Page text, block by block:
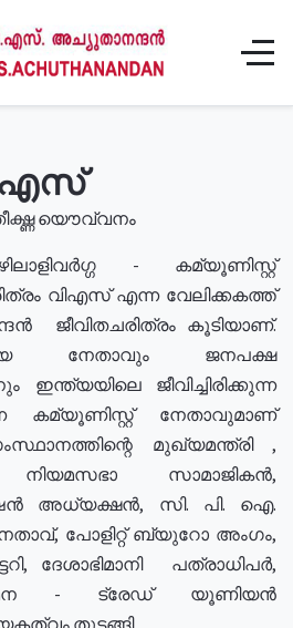
യൌവ്വനം
- കമ്യൂണിസ്റ്റ്
വിഎസ് എന്ന വേലിക്കകത്ത്
ജീവിതചരിത്രം കൂടിയാണ്.
നേതാവും ജനപക്ഷ
ഇന്ത്യയിലെ ജീവിച്ചിരിക്കുന്ന
കമ്യൂണിസ്റ്റ് നേതാവുമാണ്
മുഖ്യമന്ത്രി ,
നിയമസഭാ സാമാജികൻ,
അധ്യക്ഷൻ, സി. പി. ഐ.
പോളിറ്റ് ബ്യുറോ അംഗം,
ദേശാഭിമാനി പത്രാധിപർ,
- ട്രേഡ് യൂണിയൻ
തുടങ്ങി